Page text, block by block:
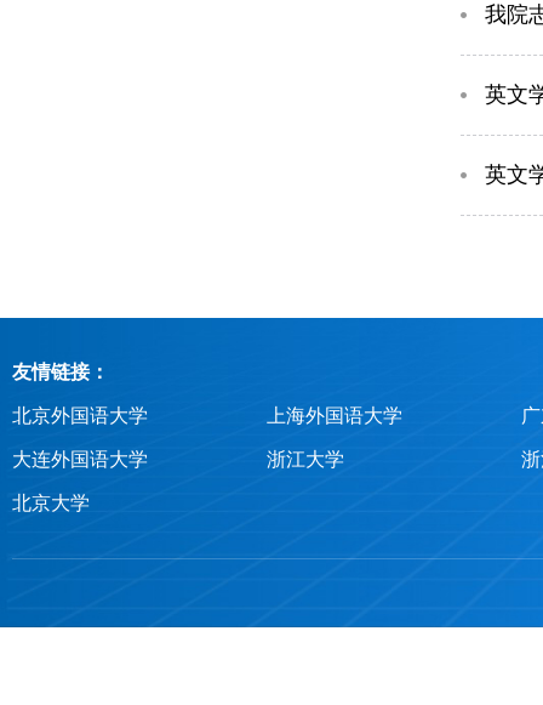
我院
英文
英文
友情链接：
北京外国语大学 上海外国语大学
大连外国语大学 浙江大学
北京大学